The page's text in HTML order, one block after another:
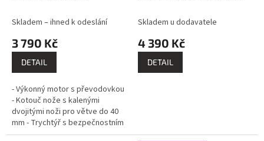
Skladem – ihned k odeslání
3 790 Kč
DETAIL
- Výkonný motor s převodovkou
- Kotouč nože s kalenými
dvojitými noži pro větve do 40
mm - Trychtýř s bezpečnostním
zámkem - Sada kol pro snadnou
Skladem u dodavatele
4 390 Kč
DETAIL